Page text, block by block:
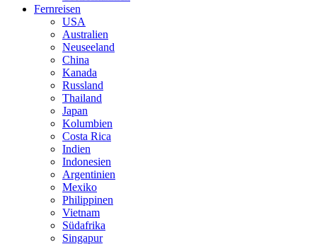
Fernreisen
USA
Australien
Neuseeland
China
Kanada
Russland
Thailand
Japan
Kolumbien
Costa Rica
Indien
Indonesien
Argentinien
Mexiko
Philippinen
Vietnam
Südafrika
Singapur